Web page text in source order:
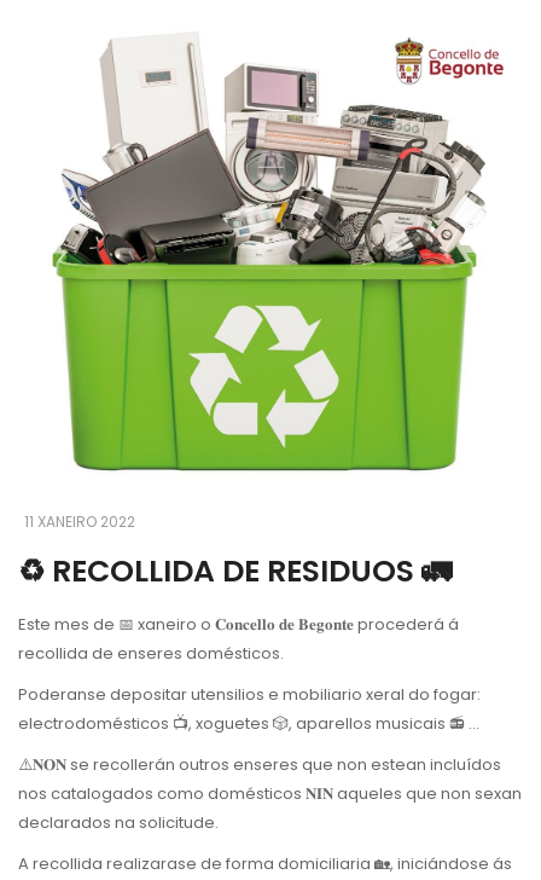
11 XANEIRO 2022
♻️ RECOLLIDA DE RESIDUOS 🚛
Este mes de 📅 xaneiro o 𝐂𝐨𝐧𝐜𝐞𝐥𝐥𝐨 𝐝𝐞 𝐁𝐞𝐠𝐨𝐧𝐭𝐞 procederá á
recollida de enseres domésticos.
Poderanse depositar utensilios e mobiliario xeral do fogar:
electrodomésticos 📺, xoguetes 🎲, aparellos musicais 📻 ...
⚠️𝐍𝐎𝐍 se recollerán outros enseres que non estean incluídos
nos catalogados como domésticos 𝐍𝐈𝐍 aqueles que non sexan
declarados na solicitude.
A recollida realizarase de forma domiciliaria 🏡, iniciándose ás